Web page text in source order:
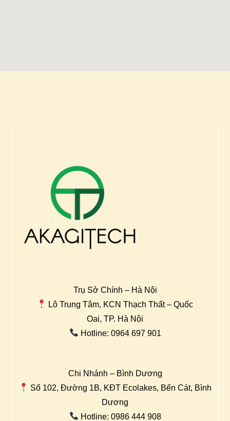
Trụ Sở Chính – Hà Nội
Lô Trung Tâm, KCN Thạch Thất – Quốc
Oai, TP. Hà Nội
Hotline: 0964 697 901
Chi Nhánh – Bình Dương
Số 102, Đường 1B, KĐT Ecolakes, Bến Cát, Bình
Dương
Hotline: 0986 444 908